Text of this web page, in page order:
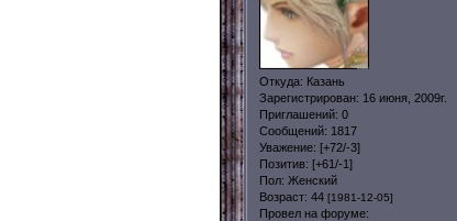
Откуда: Казань
Зарегистрирован: 16 июня, 2009г.
Приглашений: 0
Сообщений: 1817
Уважение: [+72/-3]
Позитив: [+61/-1]
Пол: Женский
Возраст: 44 [1981-12-05]
Провел на форуме: